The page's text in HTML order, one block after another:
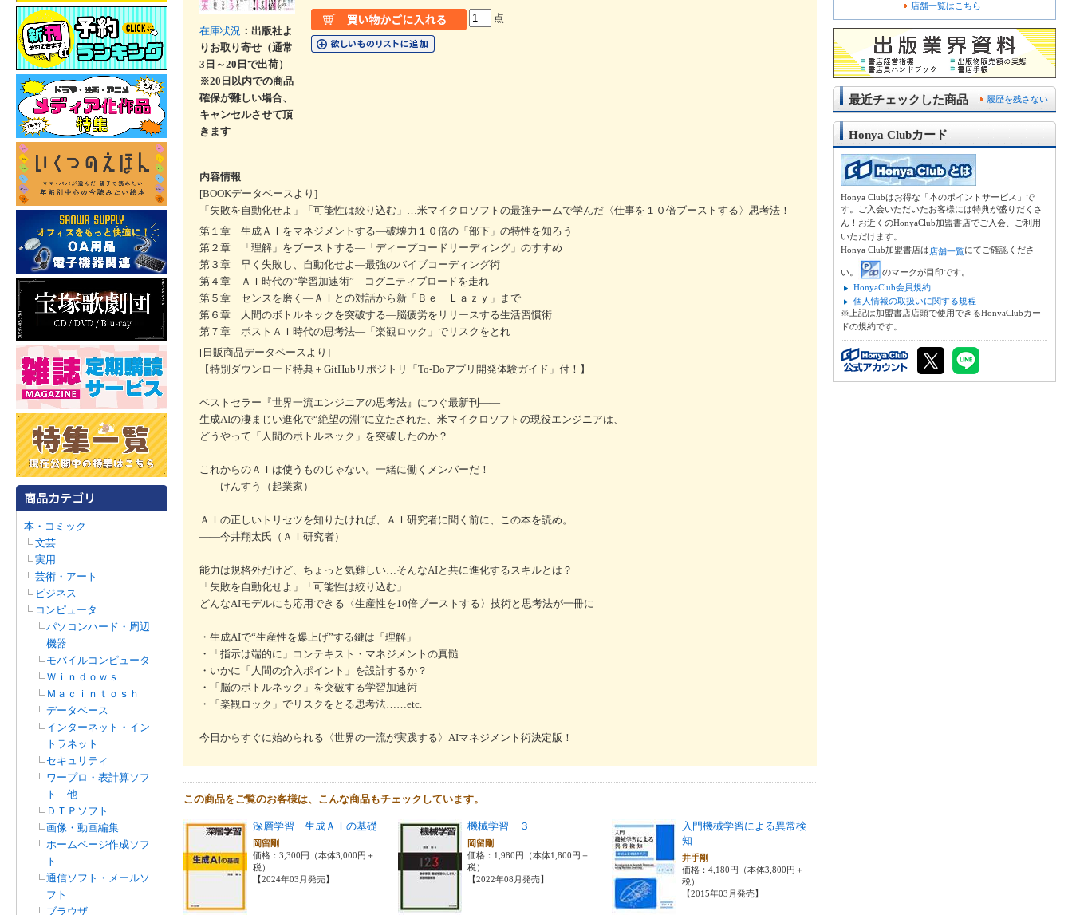
本・コミック
文芸
実用
芸術・アート
ビジネス
コンピュータ
パソコンハード・周辺
機器
モバイルコンピュータ
Ｗｉｎｄｏｗｓ
Ｍａｃｉｎｔｏｓｈ
データベース
インターネット・イン
トラネット
セキュリティ
ワープロ・表計算ソフ
ト 他
ＤＴＰソフト
画像・動画編集
ホームページ作成ソフ
ト
通信ソフト・メールソ
フト
ブラウザ
在庫状況 ：出版社よ
りお取り寄せ（通常
3日～20日で出荷）
※20日以内での商品
確保が難しい場合、
キャンセルさせて頂
きます
点
内容情報
[BOOKデータベースより]
「失敗を自動化せよ」「可能性は絞り込む」…米マイクロソフトの最強チームで学んだ〈仕事を１０倍ブーストする〉思考法！
第１章 生成ＡＩをマネジメントする―破壊力１０倍の「部下」の特性を知ろう
第２章 「理解」をブーストする―「ディープコードリーディング」のすすめ
第３章 早く失敗し、自動化せよ―最強のバイブコーディング術
第４章 ＡＩ時代の“学習加速術”―コグニティブロードを走れ
第５章 センスを磨く―ＡＩとの対話から新「Ｂｅ Ｌａｚｙ」まで
第６章 人間のボトルネックを突破する―脳疲労をリリースする生活習慣術
第７章 ポストＡＩ時代の思考法―「楽観ロック」でリスクをとれ
[日販商品データベースより]
【特別ダウンロード特典＋GitHubリポジトリ「To-Doアプリ開発体験ガイド」付！】
ベストセラー『世界一流エンジニアの思考法』につぐ最新刊――
生成AIの凄まじい進化で“絶望の淵”に立たされた、米マイクロソフトの現役エンジニアは、
どうやって「人間のボトルネック」を突破したのか？
これからのＡＩは使うものじゃない。一緒に働くメンバーだ！
――けんすう（起業家）
ＡＩの正しいトリセツを知りたければ、ＡＩ研究者に聞く前に、この本を読め。
――今井翔太氏（ＡＩ研究者）
能力は規格外だけど、ちょっと気難しい…そんなAIと共に進化するスキルとは？
「失敗を自動化せよ」「可能性は絞り込む」…
どんなAIモデルにも応用できる〈生産性を10倍ブーストする〉技術と思考法が一冊に
・生成AIで“生産性を爆上げ”する鍵は「理解」
・「指示は端的に」コンテキスト・マネジメントの真髄
・いかに「人間の介入ポイント」を設計するか？
・「脳のボトルネック」を突破する学習加速術
・「楽観ロック」でリスクをとる思考法……etc.
今日からすぐに始められる〈世界の一流が実践する〉AIマネジメント術決定版！
この商品をご覧のお客様は、こんな商品もチェックしています。
深層学習 生成ＡＩの基礎
岡留剛
価格：3,300円（本体3,000円＋
税）
【2024年03月発売】
機械学習 ３
岡留剛
価格：1,980円（本体1,800円＋
税）
【2022年08月発売】
入門機械学習による異常検
知
井手剛
価格：4,180円（本体3,800円＋
税）
【2015年03月発売】
店舗一覧はこちら
履歴を残さない
最近チェックした商品
Honya Clubカード
Honya Clubはお得な「本のポイントサービス」で
す。ご入会いただいたお客様には特典が盛りだくさ
ん！お近くのHonyaClub加盟書店でご入会、ご利用
いただけます。
Honya Club加盟書店は店舗一覧にてご確認くださ
い。
のマークが目印です。
HonyaClub会員規約
個人情報の取扱いに関する規程
※上記は加盟書店店頭で使用できるHonyaClubカー
ドの規約です。